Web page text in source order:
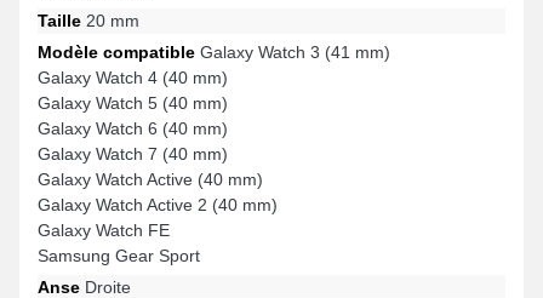
Taille 20 mm
Modèle compatible Galaxy Watch 3 (41 mm)
Galaxy Watch 4 (40 mm)
Galaxy Watch 5 (40 mm)
Galaxy Watch 6 (40 mm)
Galaxy Watch 7 (40 mm)
Galaxy Watch Active (40 mm)
Galaxy Watch Active 2 (40 mm)
Galaxy Watch FE
Samsung Gear Sport
Anse Droite